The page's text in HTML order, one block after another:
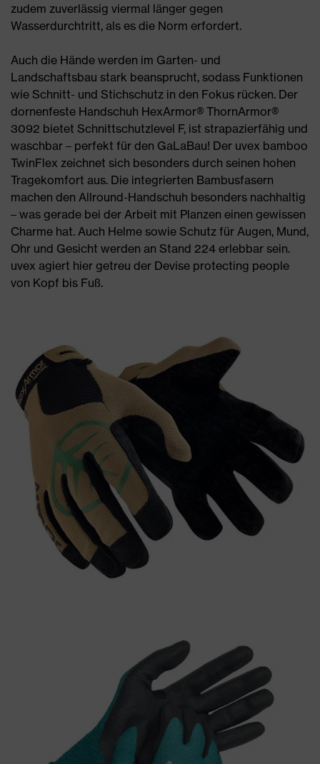
zudem zuverlässig viermal länger gegen
Wasserdurchtritt, als es die Norm erfordert.
Auch die Hände werden im Garten- und
Landschaftsbau stark beansprucht, sodass Funktionen
wie Schnitt- und Stichschutz in den Fokus rücken. Der
dornenfeste Handschuh HexArmor® ThornArmor®
3092 bietet Schnittschutzlevel F, ist strapazierfähig und
waschbar – perfekt für den GaLaBau! Der uvex bamboo
TwinFlex zeichnet sich besonders durch seinen hohen
Tragekomfort aus. Die integrierten Bambusfasern
machen den Allround-Handschuh besonders nachhaltig
– was gerade bei der Arbeit mit Planzen einen gewissen
Charme hat. Auch Helme sowie Schutz für Augen, Mund,
Ohr und Gesicht werden an Stand 224 erlebbar sein.
uvex agiert hier getreu der Devise protecting people
von Kopf bis Fuß.